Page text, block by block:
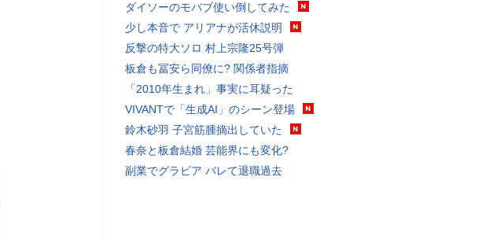
ダイソーのモバブ使い倒してみた
少し本音で アリアナが活休説明
反撃の特大ソロ 村上宗隆25号弾
板倉も冨安ら同僚に? 関係者指摘
「2010年生まれ」事実に耳疑った
VIVANTで「生成AI」のシーン登場
鈴木砂羽 子宮筋腫摘出していた
春奈と板倉結婚 芸能界にも変化?
副業でグラビア バレて退職過去